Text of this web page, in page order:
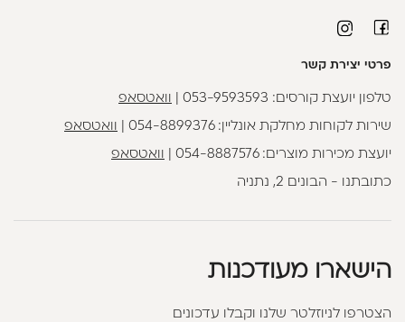
פרטי יצירת קשר
טלפון יועצת קורסים: 053-9593593 וואטסאפ
שירות לקוחות מחלקת אונליין:054-8899376 וואטסאפ
יועצת מכירות מוצרים:054-8887576 וואטסאפ
כתובתנו - הבונים 2, נתניה
הישארו מעודכנות
הצטרפו לניוזלטר שלנו וקבלו עדכונים